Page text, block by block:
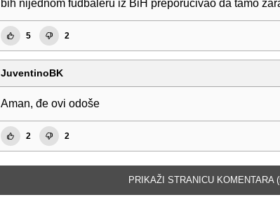
bih nijednom fudbaleru iz BiH preporucivao da tamo
5 2
JuventinoBK
Aman, đe ovi odoše
2 2
PRIKAŽI STRANICU KOMENTARA